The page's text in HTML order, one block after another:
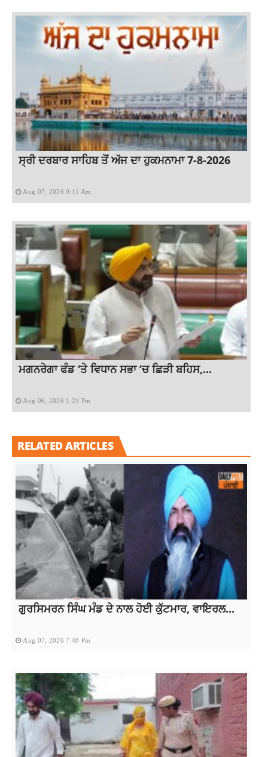
ਸ੍ਰੀ ਦਰਬਾਰ ਸਾਹਿਬ ਤੋਂ ਅੱਜ ਦਾ ਹੁਕਮਨਾਮਾ 7-8-2026
Aug 07, 2026 9:11 Am
ਮਗਨਰੇਗਾ ਫੰਡ ‘ਤੇ ਵਿਧਾਨ ਸਭਾ ‘ਚ ਛਿੜੀ ਬਹਿਸ,...
Aug 06, 2026 1:21 Pm
RELATED ARTICLES
ਗੁਰਸਿਮਰਨ ਸਿੰਘ ਮੰਡ ਦੇ ਨਾਲ ਹੋਈ ਕੁੱਟਮਾਰ, ਵਾਇਰਲ...
Aug 07, 2026 7:48 Pm